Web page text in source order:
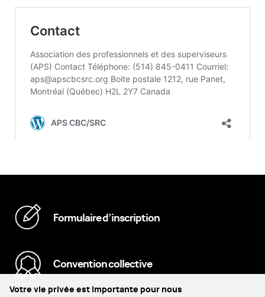
Formulaire d’inscription
Convention collective
Votre vie privée est importante pour nous